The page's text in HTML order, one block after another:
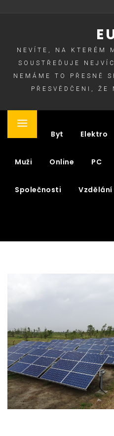
NEVÍTE, NA KTERÉM
SOUSTŘEĎUJE
NEMÁME TO PŘESNĚ
PŘESVĚDČENI, ŽE
Primary
Byt Elektro
Muži Online PC
Společnosti Vzdělání